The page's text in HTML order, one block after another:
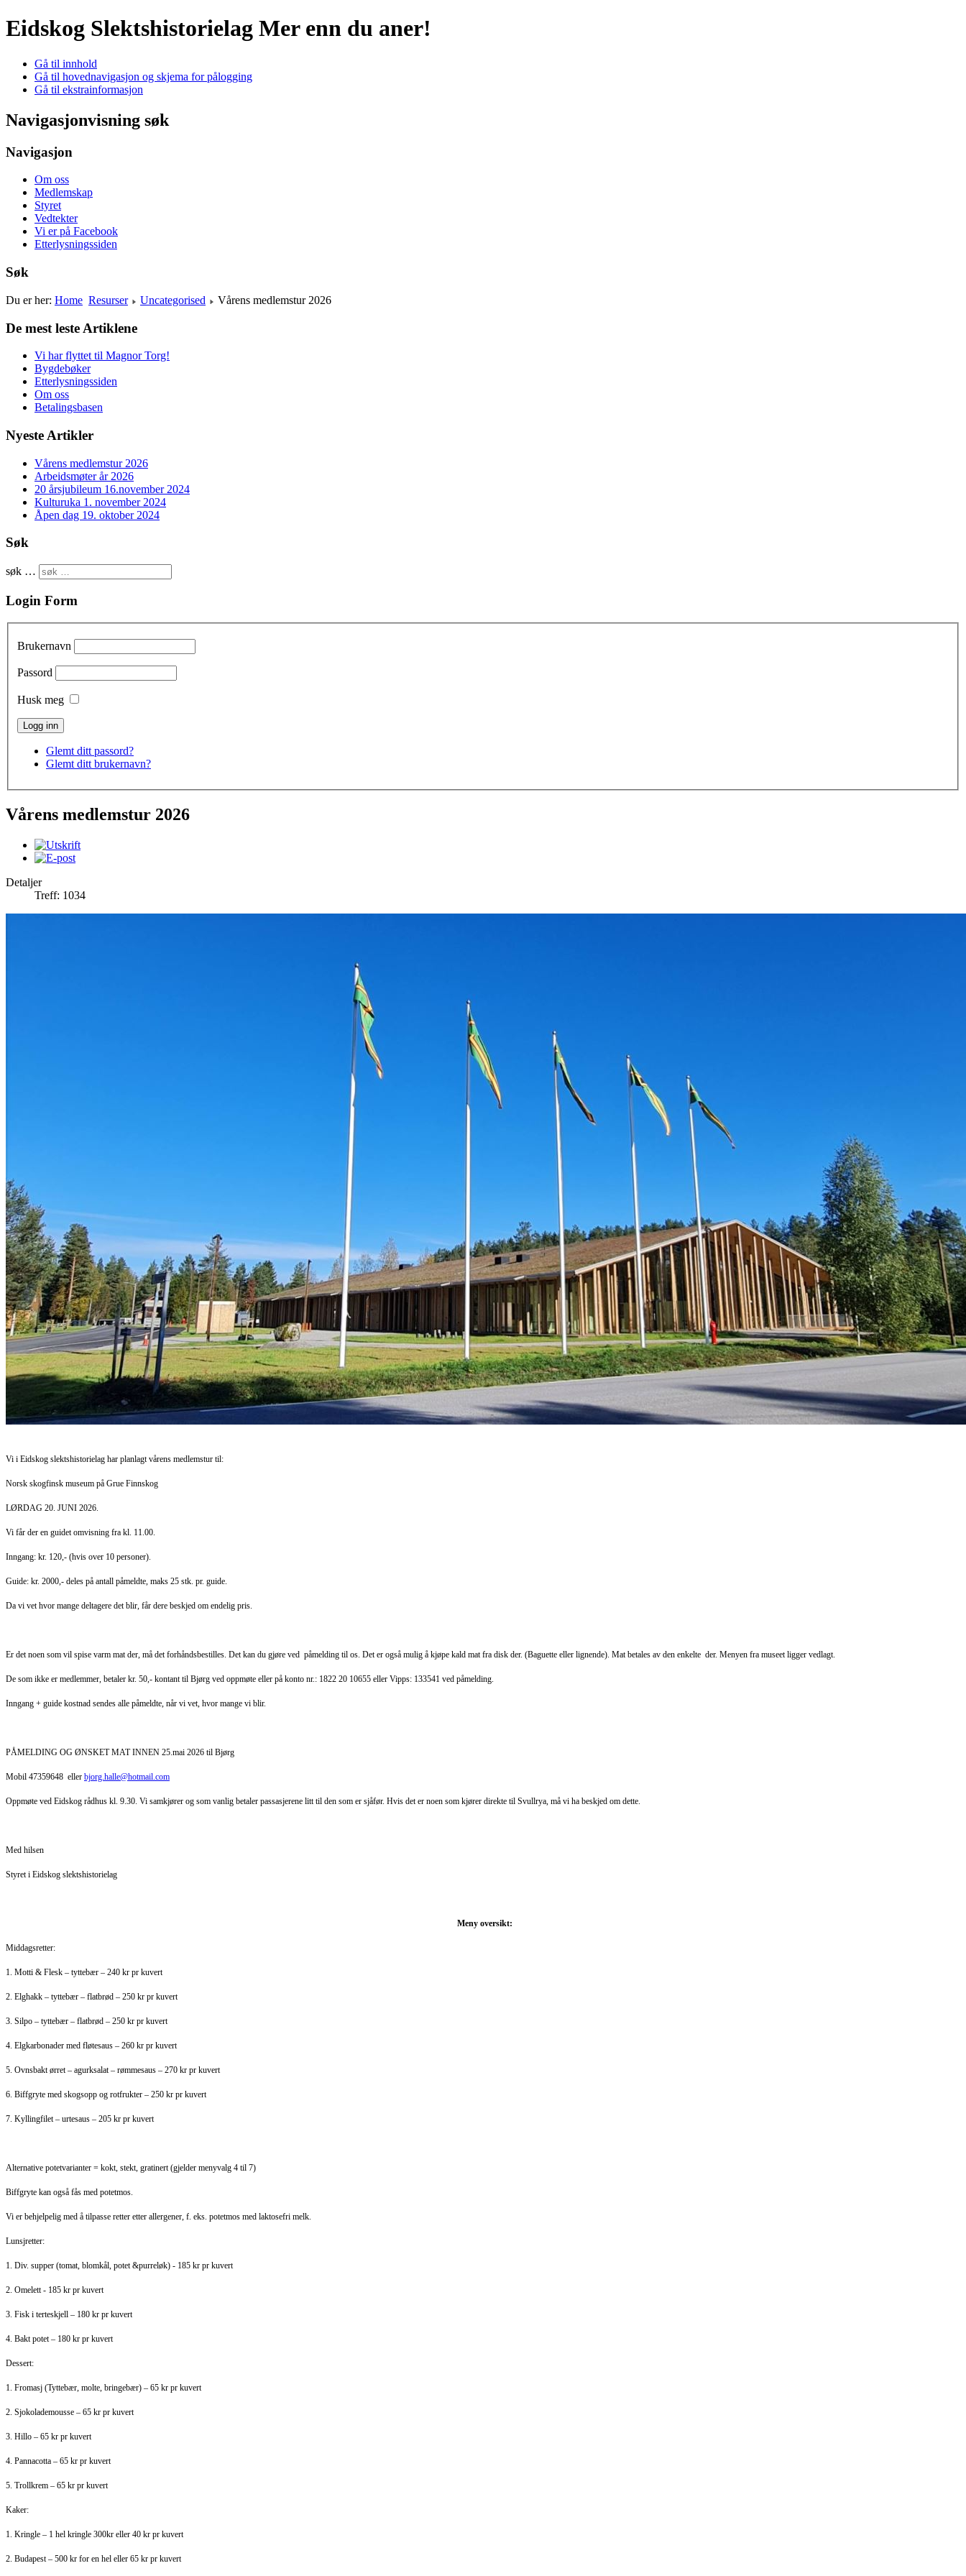
Eidskog Slektshistorielag Mer enn du aner!
Gå til innhold
Gå til hovednavigasjon og skjema for pålogging
Gå til ekstrainformasjon
Navigasjonvisning søk
Navigasjon
Om oss
Medlemskap
Styret
Vedtekter
Vi er på Facebook
Etterlysningssiden
Søk
Du er her: Home Resurser Uncategorised Vårens medlemstur 2026
De mest leste Artiklene
Vi har flyttet til Magnor Torg!
Bygdebøker
Etterlysningssiden
Om oss
Betalingsbasen
Nyeste Artikler
Vårens medlemstur 2026
Arbeidsmøter år 2026
20 årsjubileum 16.november 2024
Kulturuka 1. november 2024
Åpen dag 19. oktober 2024
Søk
søk …
Login Form
Brukernavn
Passord
Husk meg
Glemt ditt passord?
Glemt ditt brukernavn?
Vårens medlemstur 2026
Detaljer
Treff: 1034
Vi i Eidskog slektshistorielag har planlagt vårens medlemstur til:
Norsk skogfinsk museum på Grue Finnskog
LØRDAG 20. JUNI 2026.
Vi får der en guidet omvisning fra kl. 11.00.
Inngang: kr. 120,- (hvis over 10 personer).
Guide: kr. 2000,- deles på antall påmeldte, maks 25 stk. pr. guide.
Da vi vet hvor mange deltagere det blir, får dere beskjed om endelig pris.
Er det noen som vil spise varm mat der, må det forhåndsbestilles. Det kan du gjøre ved påmelding til os. Det er også mulig å kjøpe kald mat fra disk der. (Baguette eller lignende). Mat betales av den enkelte der. Menyen fra museet ligger vedlagt.
De som ikke er medlemmer, betaler kr. 50,- kontant til Bjørg ved oppmøte eller på konto nr.: 1822 20 10655 eller Vipps: 133541 ved påmelding.
Inngang + guide kostnad sendes alle påmeldte, når vi vet, hvor mange vi blir.
PÅMELDING OG ØNSKET MAT INNEN 25.mai 2026 til Bjørg
Mobil 47359648 eller bjorg.halle@hotmail.com
Oppmøte ved Eidskog rådhus kl. 9.30. Vi samkjører og som vanlig betaler passasjerene litt til den som er sjåfør. Hvis det er noen som kjører direkte til Svullrya, må vi ha beskjed om dette.
Med hilsen
Styret i Eidskog slektshistorielag
Meny oversikt:
Middagsretter:
1. Motti & Flesk – tyttebær – 240 kr pr kuvert
2. Elghakk – tyttebær – flatbrød – 250 kr pr kuvert
3. Silpo – tyttebær – flatbrød – 250 kr pr kuvert
4. Elgkarbonader med fløtesaus – 260 kr pr kuvert
5. Ovnsbakt ørret – agurksalat – rømmesaus – 270 kr pr kuvert
6. Biffgryte med skogsopp og rotfrukter – 250 kr pr kuvert
7. Kyllingfilet – urtesaus – 205 kr pr kuvert
Alternative potetvarianter = kokt, stekt, gratinert (gjelder menyvalg 4 til 7)
Biffgryte kan også fås med potetmos.
Vi er behjelpelig med å tilpasse retter etter allergener, f. eks. potetmos med laktosefri melk.
Lunsjretter:
1. Div. supper (tomat, blomkål, potet &purreløk) - 185 kr pr kuvert
2. Omelett - 185 kr pr kuvert
3. Fisk i terteskjell – 180 kr pr kuvert
4. Bakt potet – 180 kr pr kuvert
Dessert:
1. Fromasj (Tyttebær, molte, bringebær) – 65 kr pr kuvert
2. Sjokolademousse – 65 kr pr kuvert
3. Hillo – 65 kr pr kuvert
4. Pannacotta – 65 kr pr kuvert
5. Trollkrem – 65 kr pr kuvert
Kaker:
1. Kringle – 1 hel kringle 300kr eller 40 kr pr kuvert
2. Budapest – 500 kr for en hel eller 65 kr pr kuvert